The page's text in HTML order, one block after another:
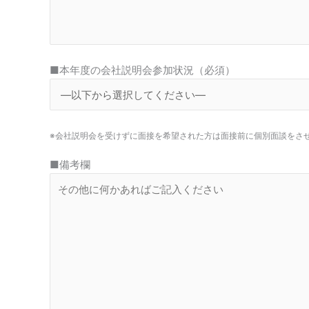
■本年度の会社説明会参加状況（必須）
※会社説明会を受けずに面接を希望された方は面接前に個別面談をさ
■備考欄